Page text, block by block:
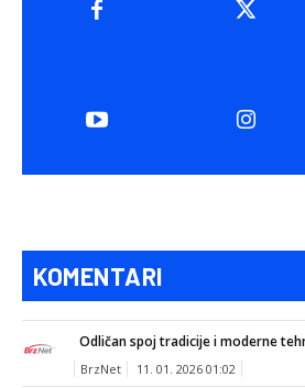
KOMENTARI
Odličan spoj tradicije i moderne
BrzNet 11. 01. 2026 01:02